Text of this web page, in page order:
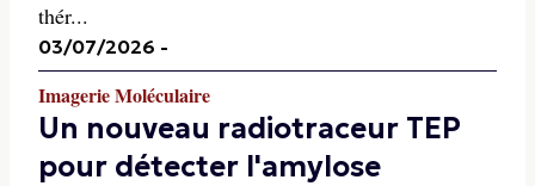
thér...
03/07/2026 -
Imagerie Moléculaire
Un nouveau radiotraceur TEP
pour détecter l'amylose